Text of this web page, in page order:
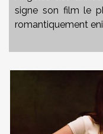
signe son film le
romantiquement